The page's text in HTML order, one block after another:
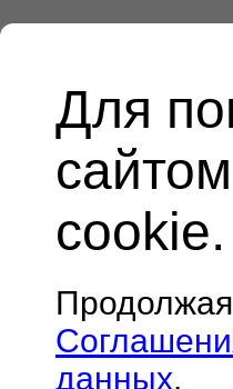
Для
cookie.
данных.